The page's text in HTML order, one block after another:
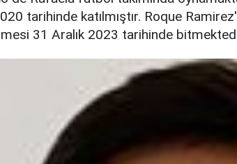
tarihinde katılmıştır. Roque
31 Aralık 2023 tarihinde